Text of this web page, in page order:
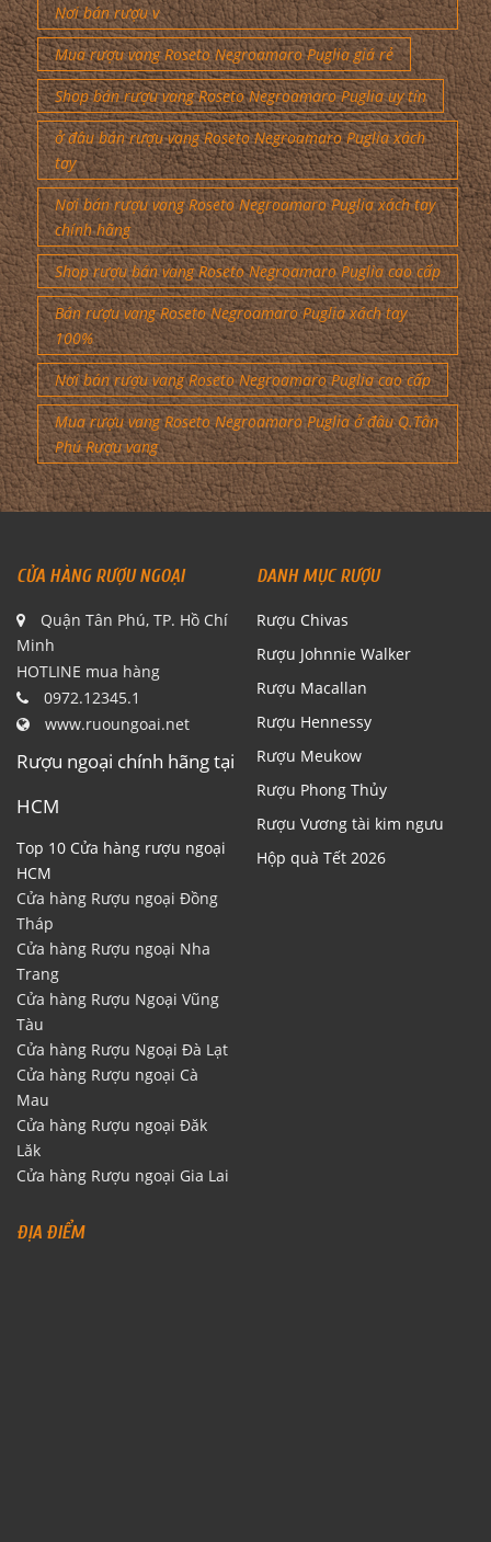
Nơi bán rượu v
Mua rượu vang Roseto Negroamaro Puglia giá rẻ
Shop bán rượu vang Roseto Negroamaro Puglia uy tín
ở đâu bán rượu vang Roseto Negroamaro Puglia xách
tay
Nơi bán rượu vang Roseto Negroamaro Puglia xách tay
chính hãng
Shop rượu bán vang Roseto Negroamaro Puglia cao cấp
Bán rượu vang Roseto Negroamaro Puglia xách tay
100%
Nơi bán rượu vang Roseto Negroamaro Puglia cao cấp
Mua rượu vang Roseto Negroamaro Puglia ở đâu Q.Tân
Phú Rượu vang
CỬA HÀNG RƯỢU NGOẠI
Quận Tân Phú, TP. Hồ Chí
Minh
HOTLINE mua hàng
0972.12345.1
www.ruoungoai.net
Rượu ngoại chính hãng tại
HCM
Top 10 Cửa hàng rượu ngoại
HCM
Cửa hàng Rượu ngoại Đồng
Tháp
Cửa hàng Rượu ngoại Nha
Trang
Cửa hàng Rượu Ngoại Vũng
Tàu
Cửa hàng Rượu Ngoại Đà Lạt
Cửa hàng Rượu ngoại Cà
Mau
Cửa hàng Rượu ngoại Đăk
Lăk
Cửa hàng Rượu ngoại Gia Lai
DANH MỤC RƯỢU
Rượu Chivas
Rượu Johnnie Walker
Rượu Macallan
Rượu Hennessy
Rượu Meukow
Rượu Phong Thủy
Rượu Vương tài kim ngưu
Hộp quà Tết 2026
ĐỊA ĐIỂM